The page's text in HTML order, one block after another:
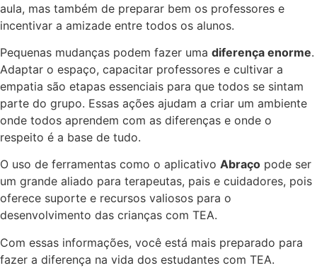
aula, mas também de preparar bem os professores e
incentivar a amizade entre todos os alunos.
Pequenas mudanças podem fazer uma diferença enorme.
Adaptar o espaço, capacitar professores e cultivar a
empatia são etapas essenciais para que todos se sintam
parte do grupo. Essas ações ajudam a criar um ambiente
onde todos aprendem com as diferenças e onde o
respeito é a base de tudo.
O uso de ferramentas como o aplicativo Abraço pode ser
um grande aliado para terapeutas, pais e cuidadores, pois
oferece suporte e recursos valiosos para o
desenvolvimento das crianças com TEA.
Com essas informações, você está mais preparado para
fazer a diferença na vida dos estudantes com TEA.